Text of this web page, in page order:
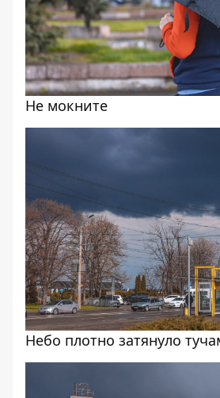
Не мокните
Небо плотно затянуло